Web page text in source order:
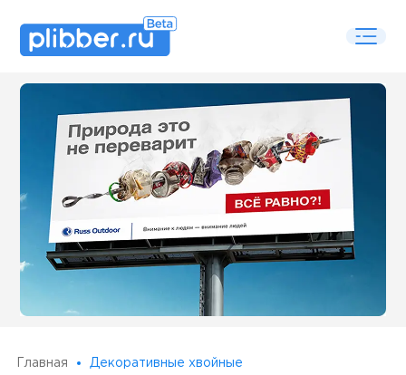
Some SEO Title
Главная Декоративные хвойные